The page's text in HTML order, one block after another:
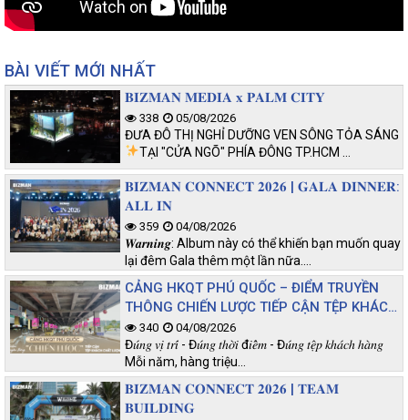
BÀI VIẾT MỚI NHẤT
𝐁𝐈𝐙𝐌𝐀𝐍 𝐌𝐄𝐃𝐈𝐀 𝐱 𝐏𝐀𝐋𝐌 𝐂𝐈𝐓𝐘
338 05/08/2026
ĐƯA ĐÔ THỊ NGHỈ DƯỠNG VEN SÔNG TỎA SÁNG
TẠI "CỬA NGÕ" PHÍA ĐÔNG TP.HCM
𝐁𝐈𝐙𝐌𝐀𝐍 𝐂𝐎𝐍𝐍𝐄𝐂𝐓 𝟐𝟎𝟐𝟔 | 𝐆𝐀𝐋𝐀 𝐃𝐈𝐍𝐍𝐄𝐑:
𝐀𝐋𝐋 𝐈𝐍
359 04/08/2026
𝑾𝒂𝒓𝒏𝒊𝒏𝒈: Album này có thể khiến bạn muốn quay
lại đêm Gala thêm một lần nữa.…
CẢNG HKQT PHÚ QUỐC – ĐIỂM TRUYỀN
THÔNG CHIẾN LƯỢC TIẾP CẬN TỆP KHÁCH
CHẤT LƯỢNG
340 04/08/2026
Đ𝑢́𝑛𝑔 𝑣𝑖̣ 𝑡𝑟𝑖́ - Đ𝑢́𝑛𝑔 𝑡ℎ𝑜̛̀𝑖 đ𝑖𝑒̂̉𝑚 - Đ𝑢́𝑛𝑔 𝑡𝑒̣̂𝑝 𝑘ℎ𝑎́𝑐ℎ ℎ𝑎̀𝑛𝑔
Mỗi năm, hàng triệu…
𝐁𝐈𝐙𝐌𝐀𝐍 𝐂𝐎𝐍𝐍𝐄𝐂𝐓 𝟐𝟎𝟐𝟔 | 𝐓𝐄𝐀𝐌
𝐁𝐔𝐈𝐋𝐃𝐈𝐍𝐆